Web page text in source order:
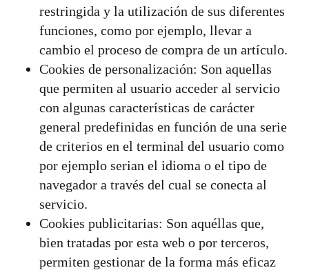
restringida y la utilización de sus diferentes
funciones, como por ejemplo, llevar a
cambio el proceso de compra de un artículo.
Cookies de personalización: Son aquellas
que permiten al usuario acceder al servicio
con algunas características de carácter
general predefinidas en función de una serie
de criterios en el terminal del usuario como
por ejemplo serian el idioma o el tipo de
navegador a través del cual se conecta al
servicio.
Cookies publicitarias: Son aquéllas que,
bien tratadas por esta web o por terceros,
permiten gestionar de la forma más eficaz